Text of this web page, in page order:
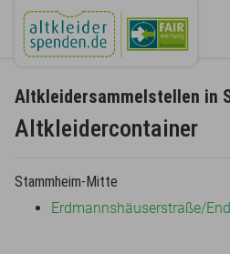
Altkleidersammelstellen in
Altkleidercontainer
Stammheim-Mitte
Erdmannshäuserstraße/